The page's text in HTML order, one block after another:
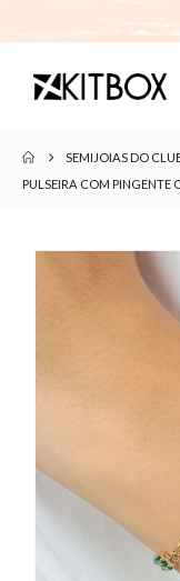
SEMIJOIAS DO
PULSEIRA COM PINGENTE